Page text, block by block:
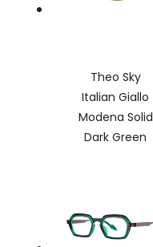
Theo Sky
Italian Giallo
Modena Solid
Dark Green